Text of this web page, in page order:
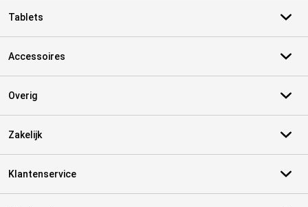
Tablets
Accessoires
Overig
Zakelijk
Klantenservice